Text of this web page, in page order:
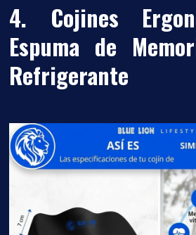
4. Cojines
Espuma de
Refrigerante